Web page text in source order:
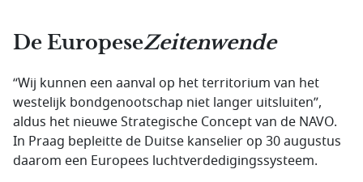
De EuropeseZeitenwende
“Wij kunnen een aanval op het territorium van het
westelijk bondgenootschap niet langer uitsluiten”,
aldus het nieuwe Strategische Concept van de NAVO.
In Praag bepleitte de Duitse kanselier op 30 augustus
daarom een Europees luchtverdedigingssysteem.